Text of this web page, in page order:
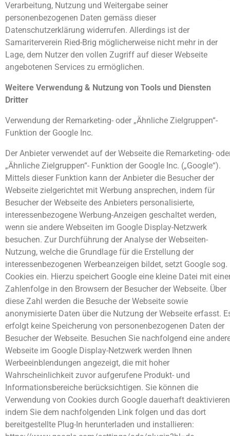
Verarbeitung, Nutzung und Weitergabe seiner
personenbezogenen Daten gemäss dieser
Datenschutzerklärung widerrufen. Allerdings ist der
Samariterverein Ried-Brig möglicherweise nicht mehr in der
Lage, dem Nutzer den vollen Zugriff auf dieser Webseite
angebotenen Services zu ermöglichen.
Weitere Verwendung & Nutzung von Tools und Diensten
Dritter
Verwendung der Remarketing- oder „Ähnliche Zielgruppen“-
Funktion der Google Inc.
Der Anbieter verwendet auf der Webseite die Remarketing-
„Ähnliche Zielgruppen“- Funktion der Google Inc. („Google“).
Mittels dieser Funktion kann der Anbieter die Besucher der
Webseite zielgerichtet mit Werbung ansprechen, indem für
Besucher der Webseite des Anbieters personalisierte,
interessenbezogene Werbung-Anzeigen geschaltet werden,
wenn sie andere Webseiten im Google Display-Netzwerk
besuchen. Zur Durchführung der Analyse der Webseiten-
Nutzung, welche die Grundlage für die Erstellung der
interessenbezogenen Werbeanzeigen bildet, setzt Google sog.
Cookies ein. Hierzu speichert Google eine kleine Datei mit
Zahlenfolge in den Browsern der Besucher der Webseite. Über
diese Zahl werden die Besuche der Webseite sowie
anonymisierte Daten über die Nutzung der Webseite erfasst.
erfolgt keine Speicherung von personenbezogenen Daten der
Besucher der Webseite. Besuchen Sie nachfolgend eine
Webseite im Google Display-Netzwerk werden Ihnen
Werbeeinblendungen angezeigt, die mit hoher
Wahrscheinlichkeit zuvor aufgerufene Produkt- und
Informationsbereiche berücksichtigen. Sie können die
Verwendung von Cookies durch Google dauerhaft
indem Sie dem nachfolgenden Link folgen und das dort
bereitgestellte Plug-In herunterladen und installieren: